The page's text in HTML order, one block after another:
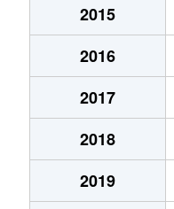
2015
2016
2017
2018
2019